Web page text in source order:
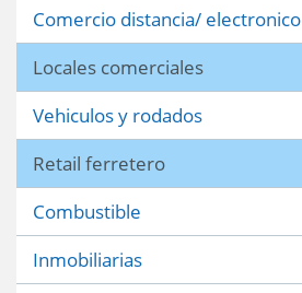
Comercio distancia/ electronico
Locales comerciales
Vehiculos y rodados
Retail ferretero
Combustible
Inmobiliarias